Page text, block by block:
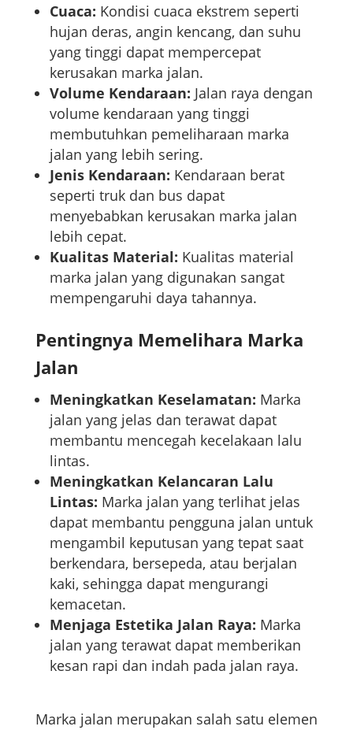
Cuaca: Kondisi cuaca ekstrem seperti
hujan deras, angin kencang, dan suhu
yang tinggi dapat mempercepat
kerusakan marka jalan.
Volume Kendaraan: Jalan raya dengan
volume kendaraan yang tinggi
membutuhkan pemeliharaan marka
jalan yang lebih sering.
Jenis Kendaraan: Kendaraan berat
seperti truk dan bus dapat
menyebabkan kerusakan marka jalan
lebih cepat.
Kualitas Material: Kualitas material
marka jalan yang digunakan sangat
mempengaruhi daya tahannya.
Pentingnya Memelihara Marka
Jalan
Meningkatkan Keselamatan: Marka
jalan yang jelas dan terawat dapat
membantu mencegah kecelakaan lalu
lintas.
Meningkatkan Kelancaran Lalu
Lintas: Marka jalan yang terlihat jelas
dapat membantu pengguna jalan untuk
mengambil keputusan yang tepat saat
berkendara, bersepeda, atau berjalan
kaki, sehingga dapat mengurangi
kemacetan.
Menjaga Estetika Jalan Raya: Marka
jalan yang terawat dapat memberikan
kesan rapi dan indah pada jalan raya.
Marka jalan merupakan salah satu elemen